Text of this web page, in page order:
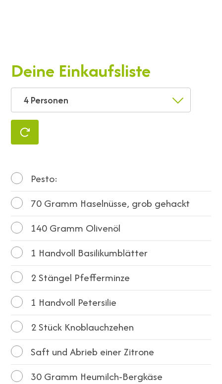
Deine Einkaufsliste
4 Personen
Pesto:
70 Gramm Haselnüsse, grob gehackt
140 Gramm Olivenöl
1 Handvoll Basilikumblätter
2Stängel Pfefferminze
1 Handvoll Petersilie
2Stück Knoblauchzehen
Saft und Abrieb einer Zitrone
30 Gramm Heumilch-Bergkäse